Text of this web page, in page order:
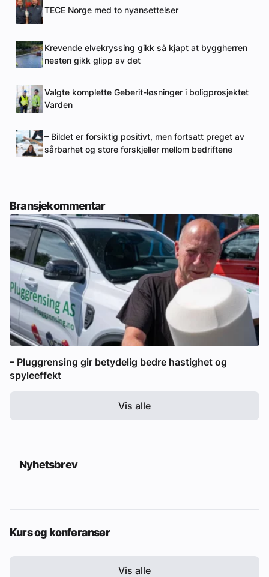
TECE Norge med to nyansettelser
Krevende elvekryssing gikk så kjapt at byggherren
nesten gikk glipp av det
Valgte komplette Geberit-løsninger i boligprosjektet
Varden
– Bildet er forsiktig positivt, men fortsatt preget av
sårbarhet og store forskjeller mellom bedriftene
Bransjekommentar
– Pluggrensing gir betydelig bedre hastighet og
spyleeffekt
Vis alle
Nyhetsbrev
Kurs og konferanser
Vis alle